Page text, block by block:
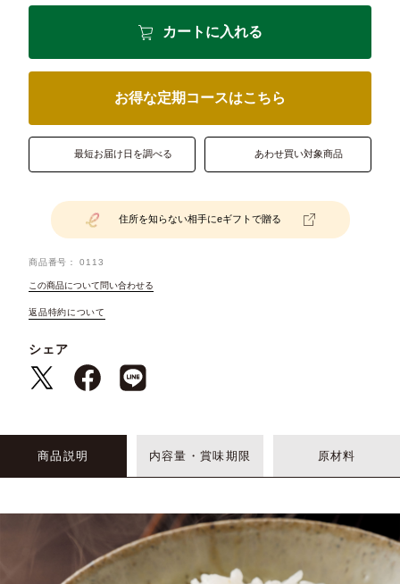
カートに入れる
お得な定期コースはこちら
最短お届け日を調べる あわせ買い対象商品
住所を知らない相手にeギフトで贈る
商品番号 0113
この商品について問い合わせる
返品特約について
シェア
商品説明 内容量・賞味期限 原材料